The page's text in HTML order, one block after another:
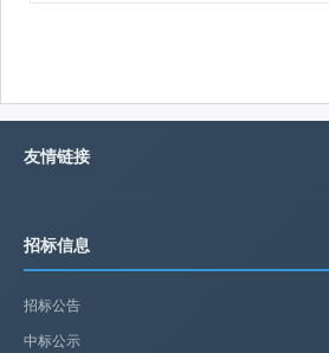
友情链接
招标信息
招标公告
中标公示